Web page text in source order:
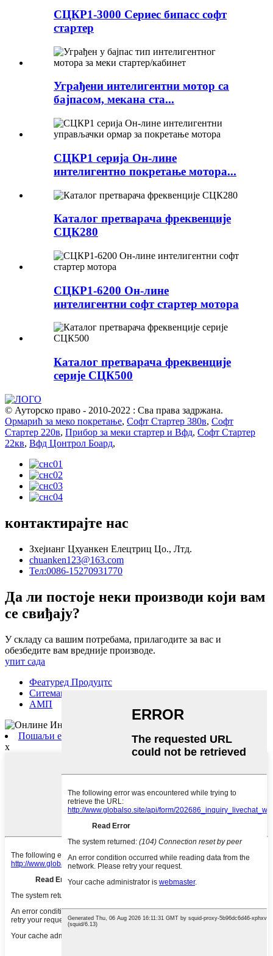
СЦКР1-3000 Сериес бипасс софт
стартер
Уграђени интелигентни мотор са
бајпасом, мекана ста...
СЦКР1 серија Он-лине
интелигентно покретање мотора...
Каталог претварача фреквенције
СЦК280
СЦКР1-6200 Он-лине
интелигентни софт стартер мотора
Каталог претварача фреквенције
серије СЦК500
© Ауторско право - 2010-2022 : Сва права задржана.
Ормарић за меко покретање, Софт Стартер 380в, Софт
Стартер 220в, Прибор за меки стартер и Вфд, Софт Стартер
22кв, Вфд Цонтрол Боард,
контактирајте нас
Зхејианг Цхуанкен Елецтриц Цо., Лтд.
chuanken123@163.com
Тел:0086-15270931770
Да ли постоје неки производи који вам
се свиђају?
У складу са вашим потребама, прилагодите за вас и
обезбедите вам вредније производе.
упит сада
Феатуред Продуцтс
Ситемап.кмл
АМП
Пошаљи е-пошту
x